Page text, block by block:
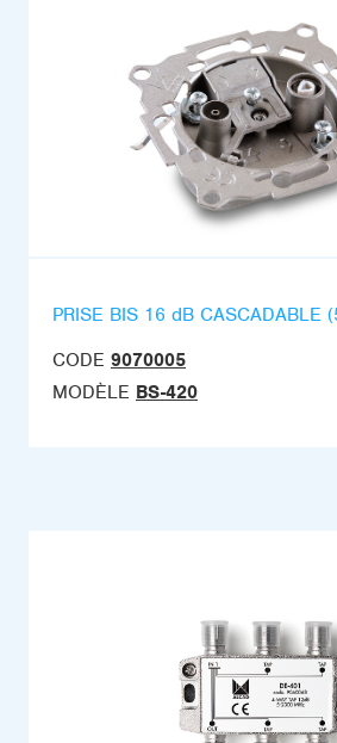
PRISE BIS 16 dB CASCADABLE
CODE 9070005
MODÈLE BS-420